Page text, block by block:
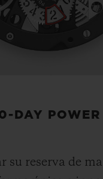
DAY POWER
su reserva de